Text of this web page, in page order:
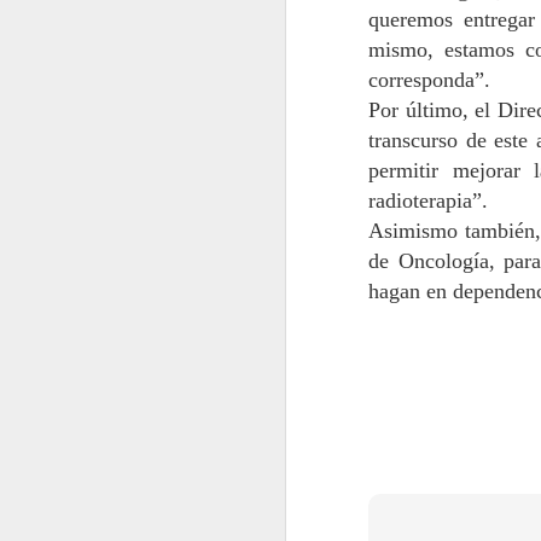
queremos
mismo, estamos
corresponda”.
Por último, el
transcurso de este
permitir mejorar
radioterapia”.
Asimismo también,
de Oncología,
hagan en